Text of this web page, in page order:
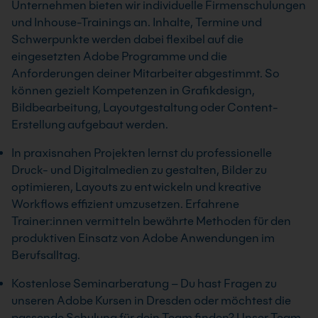
Unternehmen bieten wir individuelle Firmenschulungen
und Inhouse-Trainings an. Inhalte, Termine und
Schwerpunkte werden dabei flexibel auf die
eingesetzten Adobe Programme und die
Anforderungen deiner Mitarbeiter abgestimmt. So
können gezielt Kompetenzen in Grafikdesign,
Bildbearbeitung, Layoutgestaltung oder Content-
Erstellung aufgebaut werden.
In praxisnahen Projekten lernst du professionelle
Druck- und Digitalmedien zu gestalten, Bilder zu
optimieren, Layouts zu entwickeln und kreative
Workflows effizient umzusetzen. Erfahrene
Trainer:innen vermitteln bewährte Methoden für den
produktiven Einsatz von Adobe Anwendungen im
Berufsalltag.
Kostenlose Seminarberatung – Du hast Fragen zu
unseren Adobe Kursen in Dresden oder möchtest die